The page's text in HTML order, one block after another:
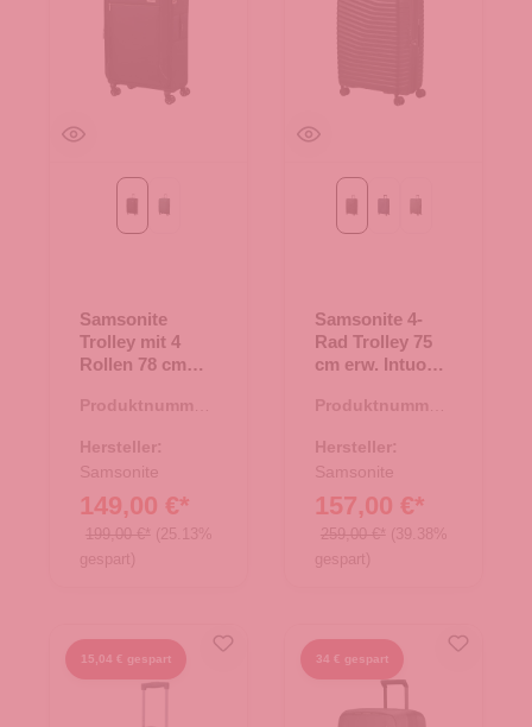
Blackdark green
Samsonite
Trolley mit 4
Rollen 78 cm
Black
Produktnummer:
Hersteller:
Samsonite
149,00 €*
199,00 €* (25.13%
gespart)
BlackBlue Nights
Olive Green
Samsonite 4-
Rad Trolley 75
cm erw. Intuo
Produktnummer:
Hersteller:
Samsonite
157,00 €*
259,00 €* (39.38%
gespart)
15,04 € gespart 34 € gespart